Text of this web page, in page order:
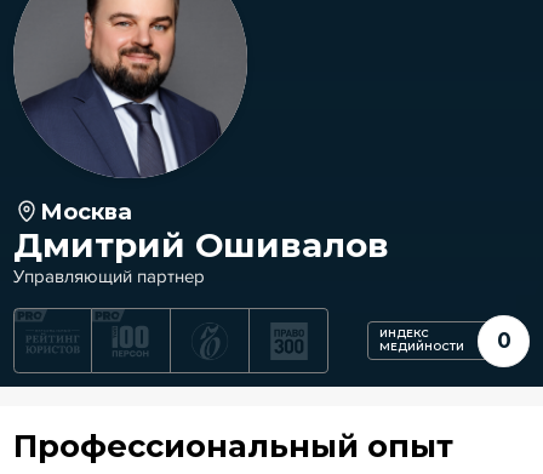
Москва
Дмитрий Ошивалов
Управляющий партнер
ИНДЕКС
МЕДИЙНОСТИ
0
Профессиональный опыт